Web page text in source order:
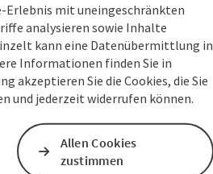
Erlebnis mit uneingeschränkten
analysieren sowie Inhalte
kann eine Datenübermittlung in
Informationen finden Sie in
akzeptieren Sie die Cookies, die Sie
und jederzeit widerrufen können.
Allen Cookies
zustimmen